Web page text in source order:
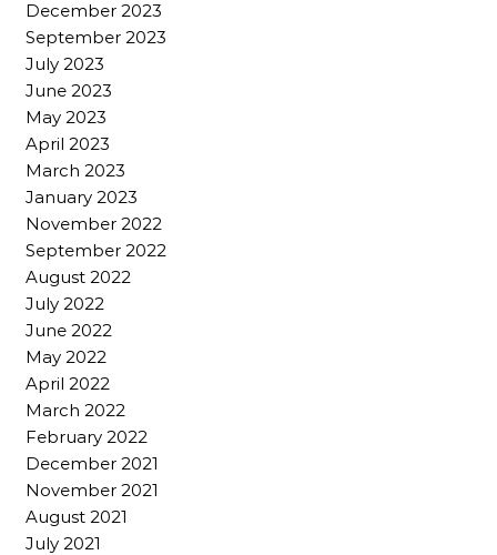
December 2023
September 2023
July 2023
June 2023
May 2023
April 2023
March 2023
January 2023
November 2022
September 2022
August 2022
July 2022
June 2022
May 2022
April 2022
March 2022
February 2022
December 2021
November 2021
August 2021
July 2021